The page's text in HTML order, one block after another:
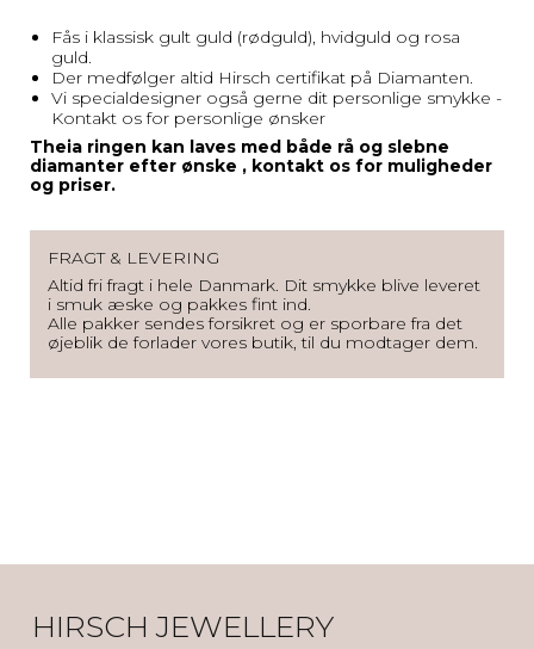
Fås i klassisk gult guld (rødguld), hvidguld og rosa
guld.
Der medfølger altid Hirsch certifikat på Diamanten.
Vi specialdesigner også gerne dit personlige smykke -
Kontakt os for personlige ønsker
Theia ringen kan laves med både rå og slebne
diamanter efter ønske , kontakt os for muligheder
og priser.
FRAGT & LEVERING
Altid fri fragt i hele Danmark. Dit smykke blive leveret
i smuk æske og pakkes fint ind.
Alle pakker sendes forsikret og er sporbare fra det
øjeblik de forlader vores butik, til du modtager dem.
HIRSCH JEWELLERY